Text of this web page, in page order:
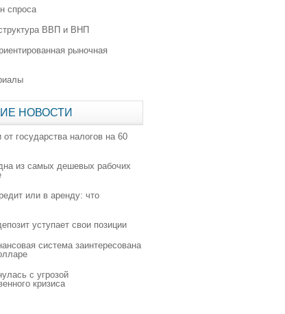
спроса
ВВП и ВНП
рыночная
НОВОСТИ
от государства налогов на 60
из самых дешевых рабочих
или в аренду: что
уступает свои позиции
система заинтересована
с угрозой
кризиса